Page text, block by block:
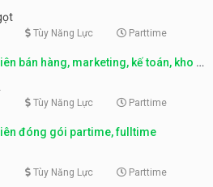
Tùy Năng Lực Parttime
bán hàng, marketing, kế toán, kho –
Tùy Năng Lực Parttime
đóng gói partime, fulltime
Tùy Năng Lực Parttime